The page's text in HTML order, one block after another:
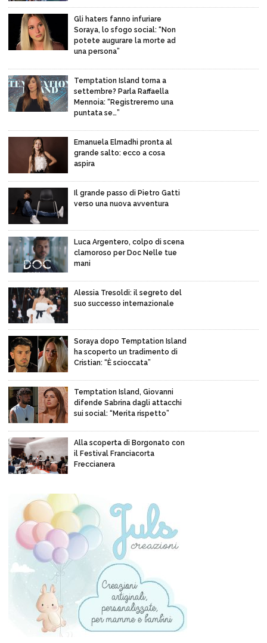
Gli haters fanno infuriare
Soraya, lo sfogo social: “Non
potete augurare la morte ad
una persona”
Temptation Island torna a
settembre? Parla Raffaella
Mennoia: “Registreremo una
puntata se…”
Emanuela Elmadhi pronta al
grande salto: ecco a cosa
aspira
Il grande passo di Pietro Gatti
verso una nuova avventura
Luca Argentero, colpo di scena
clamoroso per Doc Nelle tue
mani
Alessia Tresoldi: il segreto del
suo successo internazionale
Soraya dopo Temptation Island
ha scoperto un tradimento di
Cristian: “È scioccata”
Temptation Island, Giovanni
difende Sabrina dagli attacchi
sui social: “Merita rispetto”
Alla scoperta di Borgonato con
il Festival Franciacorta
Freccianera